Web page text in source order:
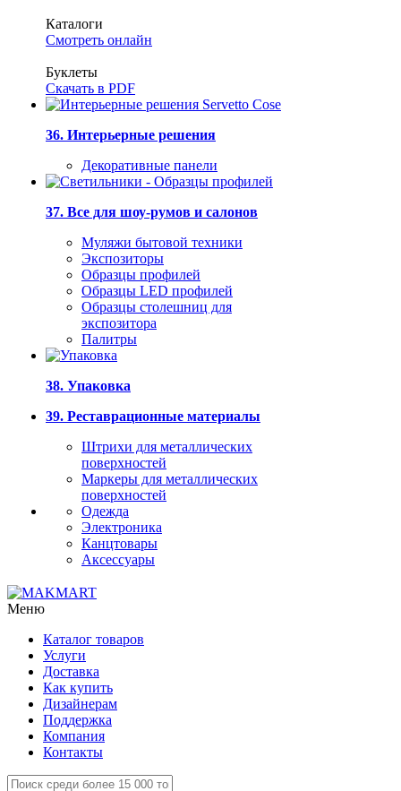
Каталоги
Смотреть онлайн
Буклеты
Скачать в PDF
36. Интерьерные решения
Декоративные панели
37. Все для шоу-румов и салонов
Муляжи бытовой техники
Экспозиторы
Образцы профилей
Образцы LED профилей
Образцы столешниц для
экспозитора
Палитры
38. Упаковка
39. Реставрационные материалы
Штрихи для металлических
поверхностей
Маркеры для металлических
поверхностей
Одежда
Электроника
Канцтовары
Аксессуары
Меню
Каталог товаров
Услуги
Доставка
Как купить
Дизайнерам
Поддержка
Компания
Контакты